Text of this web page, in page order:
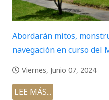
Abordarán mitos,
navegación en curso del
Viernes, Junio 07, 2024
LEE MÁS...